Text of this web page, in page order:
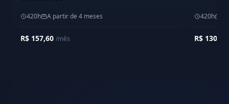
420h A partir de 4 meses
R$ 157,60 /mês
420h
R$ 130,00